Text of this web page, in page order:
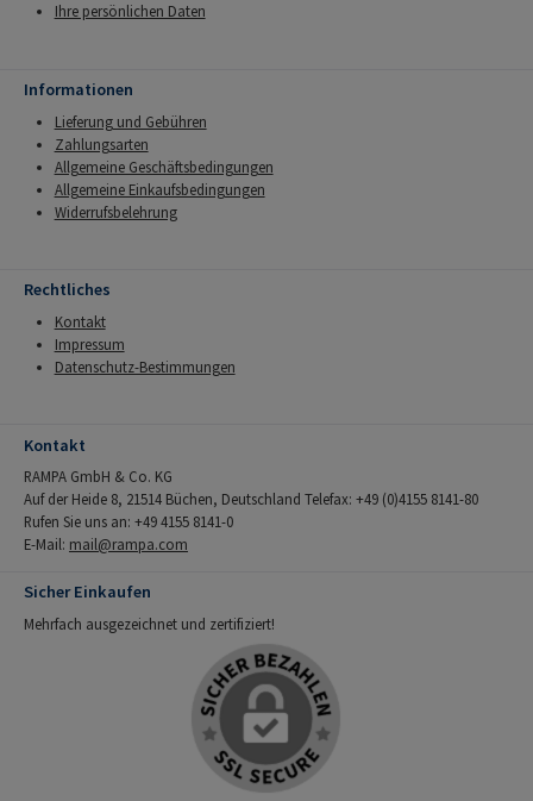
Ihre persönlichen Daten
Informationen
Lieferung und Gebühren
Zahlungsarten
Allgemeine Geschäftsbedingungen
Allgemeine Einkaufsbedingungen
Widerrufsbelehrung
Rechtliches
Kontakt
Impressum
Datenschutz-Bestimmungen
Kontakt
RAMPA GmbH & Co. KG
Auf der Heide 8, 21514 Büchen, Deutschland Telefax: +49 (0)4155 8141-80
Rufen Sie uns an: +49 4155 8141-0
E-Mail: mail@rampa.com
Sicher Einkaufen
Mehrfach ausgezeichnet und zertifiziert!